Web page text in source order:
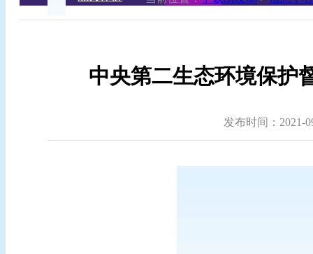
中央第二生态环境保护
发布时间：2021-